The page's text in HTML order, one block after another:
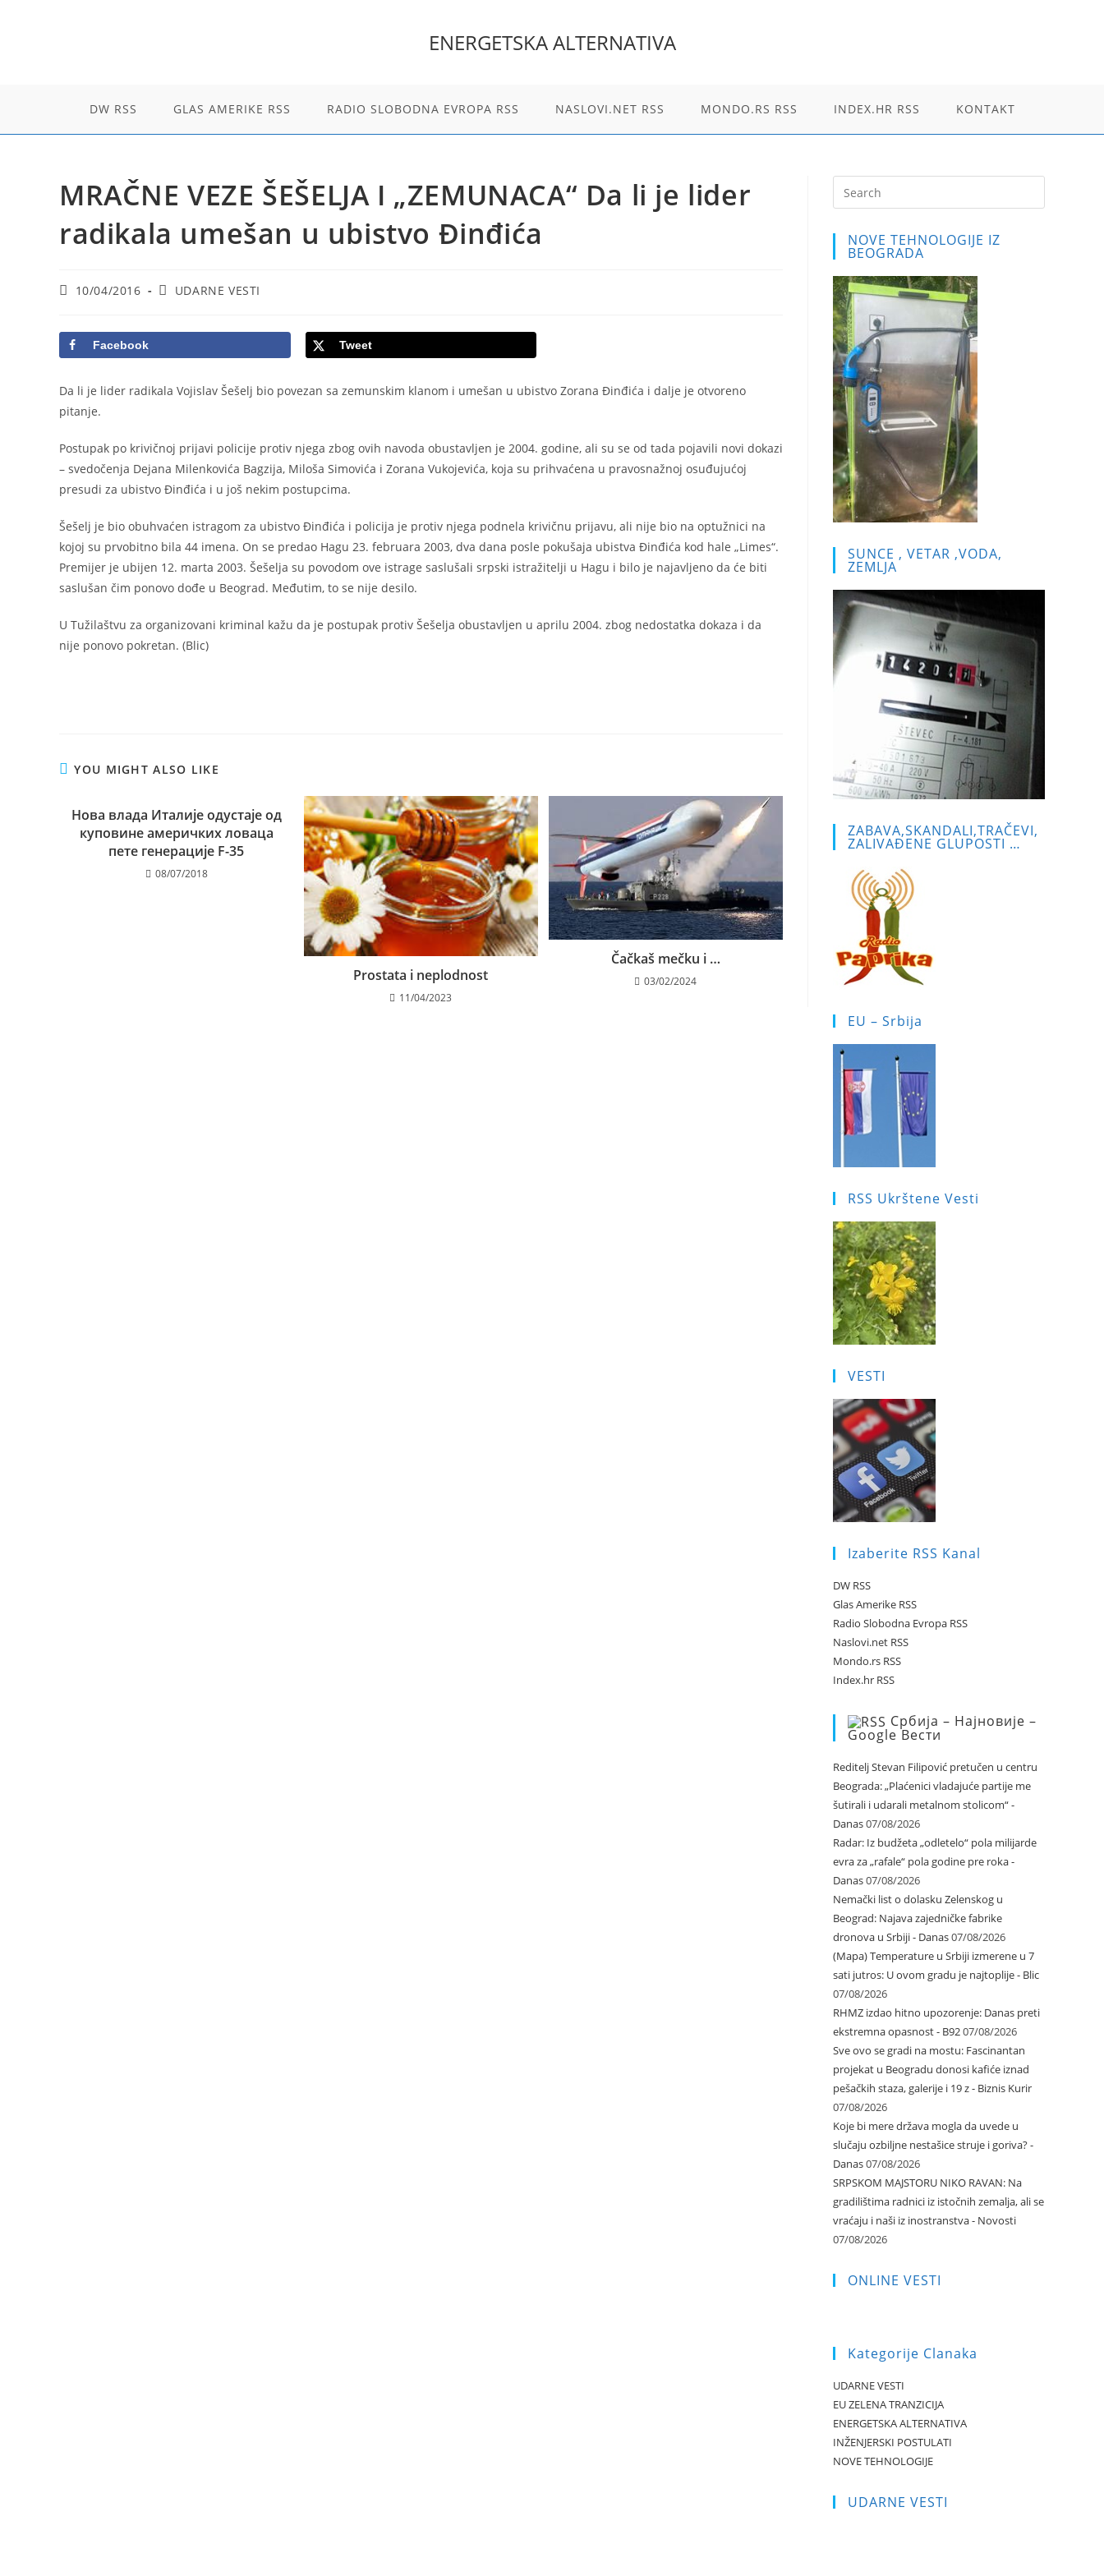
ENERGETSKA ALTERNATIVA
DW RSS GLAS AMERIKE RSS RADIO SLOBODNA EVROPA RSS NASLOVI.NET RSS MONDO.RS RSS INDEX.HR RSS KONTAKT
MRAČNE VEZE ŠEŠELJA I „ZEMUNACA“ Da li je lider
radikala umešan u ubistvo Đinđića
Post10/04/2016
PostUDARNE VESTI
Facebook Tweet
Da li je lider radikala Vojislav Šešelj bio povezan sa zemunskim klanom i umešan u ubistvo Zorana Đinđića i dalje je otvoreno
pitanje.
Postupak po krivičnoj prijavi policije protiv njega zbog ovih navoda obustavljen je 2004. godine, ali su se od tada pojavili novi dokazi
– svedočenja Dejana Milenkovića Bagzija, Miloša Simovića i Zorana Vukojevića, koja su prihvaćena u pravosnažnoj osuđujućoj
presudi za ubistvo Đinđića i u još nekim postupcima.
Šešelj je bio obuhvaćen istragom za ubistvo Đinđića i policija je protiv njega podnela krivičnu prijavu, ali nije bio na optužnici na
kojoj su prvobitno bila 44 imena. On se predao Hagu 23. februara 2003, dva dana posle pokušaja ubistva Đinđića kod hale „Limes“.
Premijer je ubijen 12. marta 2003. Šešelja su povodom ove istrage saslušali srpski istražitelji u Hagu i bilo je najavljeno da će biti
saslušan čim ponovo dođe u Beograd. Međutim, to se nije desilo.
U Tužilaštvu za organizovani kriminal kažu da je postupak protiv Šešelja obustavljen u aprilu 2004. zbog nedostatka dokaza i da
nije ponovo pokretan. (Blic)
YOU MIGHT ALSO LIKE
Нова влада Италије одустаје од
куповине америчких ловаца
пете генерације F-35
08/07/2018
Prostata i neplodnost
11/04/2023
Čačkaš mečku i …
03/02/2024
Escape
NOVE TEHNOLOGIJE IZ
BEOGRADA
SUNCE , VETAR ,VODA,
ZEMLJA
ZABAVA,SKANDALI,TRAČEVI,
ZALIVAĐENE GLUPOSTI …
EU – Srbija
RSS Ukrštene Vesti
VESTI
Izaberite RSS Kanal
DW RSS
Glas Amerike RSS
Radio Slobodna Evropa RSS
Naslovi.net RSS
Mondo.rs RSS
Index.hr RSS
Србија – Најновије –
Google Вести
Reditelj Stevan Filipović pretučen u centru
Beograda: „Plaćenici vladajuće partije me
šutirali i udarali metalnom stolicom“ -
Danas07/08/2026
Radar: Iz budžeta „odletelo“ pola milijarde
evra za „rafale“ pola godine pre roka -
Danas07/08/2026
Nemački list o dolasku Zelenskog u
Beograd: Najava zajedničke fabrike
dronova u Srbiji - Danas07/08/2026
(Mapa) Temperature u Srbiji izmerene u 7
sati jutros: U ovom gradu je najtoplije - Blic
07/08/2026
RHMZ izdao hitno upozorenje: Danas preti
ekstremna opasnost - B9207/08/2026
Sve ovo se gradi na mostu: Fascinantan
projekat u Beogradu donosi kafiće iznad
pešačkih staza, galerije i 19 z - Biznis Kurir
07/08/2026
Koje bi mere država mogla da uvede u
slučaju ozbiljne nestašice struje i goriva? -
Danas07/08/2026
SRPSKOM MAJSTORU NIKO RAVAN: Na
gradilištima radnici iz istočnih zemalja, ali se
vraćaju i naši iz inostranstva - Novosti
07/08/2026
ONLINE VESTI
Kategorije Clanaka
UDARNE VESTI
EU ZELENA TRANZICIJA
ENERGETSKA ALTERNATIVA
INŽENJERSKI POSTULATI
NOVE TEHNOLOGIJE
UDARNE VESTI